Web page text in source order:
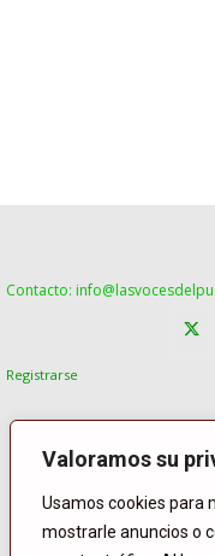
Valoramos su
Usamos cookies para
mostrarle anuncios o
Contacto:
Registrarse